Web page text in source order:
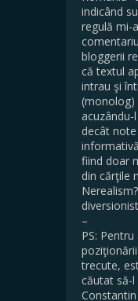
indicând
regulă mi-
bloggerii
că textul
intrau şi
(monolog)
decât
fiind doar
din cărţile
–
PS:
trecute,
căutat să-